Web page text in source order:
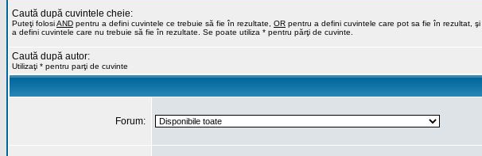
Caută după cuvintele cheie:
Puteţi folosiAND pentru a defini cuvintele ce trebuie să fie în rezultate, OR pentru a defini cuvintele care pot sa fie în rezultat, şi
a defini cuvintele care nu trebuie să fie în rezultate. Se poate utiliza * pentru părţi de cuvinte.
Caută după autor:
Utilizaţi * pentru parţi de cuvinte
Forum: